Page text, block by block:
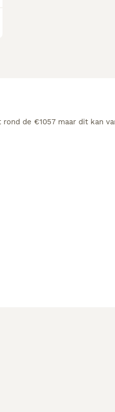
de €1057 maar dit kan